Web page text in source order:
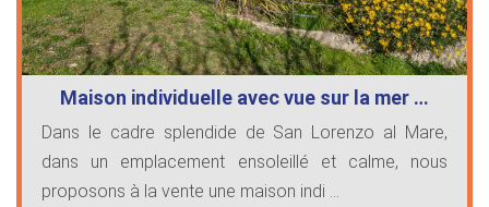
Maison individuelle avec vue sur la mer …
Dans le cadre splendide de San Lorenzo al Mare,
dans un emplacement ensoleillé et calme, nous
proposons à la vente une maison indi ...